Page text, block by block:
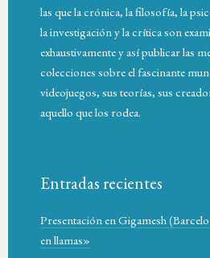
las que la crónica, la filosofía, la
la investigación y la crítica son
exhaustivamente y así publicar las
colecciones sobre el fascinante
videojuegos, sus teorías, sus
aquello que los rodea.
Entradas recientes
Presentación en Gigamesh
en llamas»